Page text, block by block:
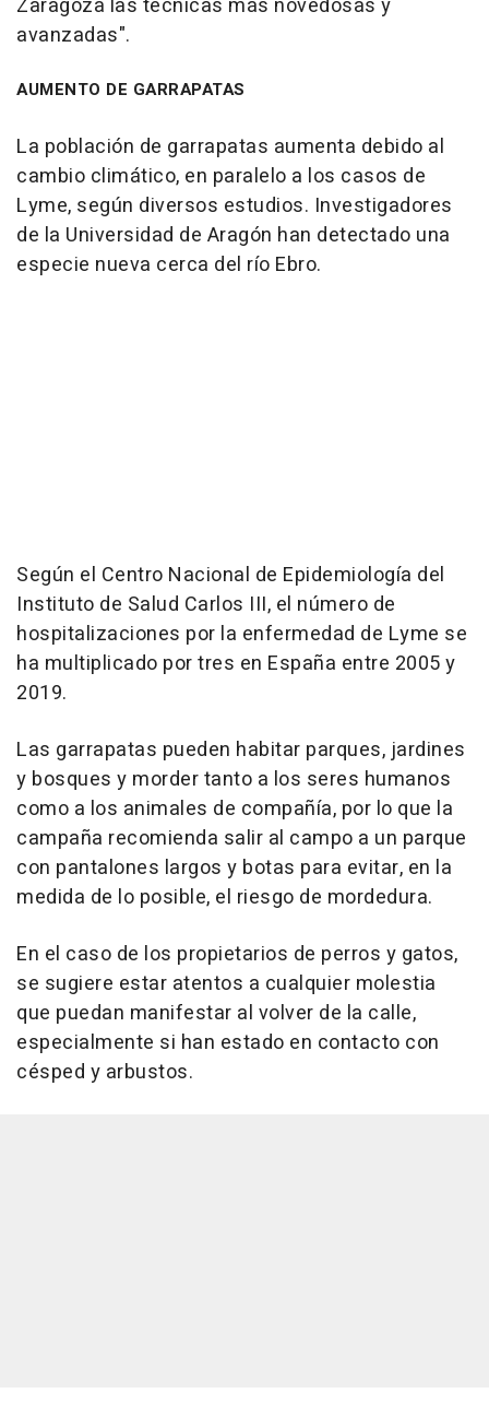
Zaragoza las técnicas más novedosas y
avanzadas".
AUMENTO DE GARRAPATAS
La población de garrapatas aumenta debido al
cambio climático, en paralelo a los casos de
Lyme, según diversos estudios. Investigadores
de la Universidad de Aragón han detectado una
especie nueva cerca del río Ebro.
Según el Centro Nacional de Epidemiología del
Instituto de Salud Carlos III, el número de
hospitalizaciones por la enfermedad de Lyme se
ha multiplicado por tres en España entre 2005 y
2019.
Las garrapatas pueden habitar parques, jardines
y bosques y morder tanto a los seres humanos
como a los animales de compañía, por lo que la
campaña recomienda salir al campo a un parque
con pantalones largos y botas para evitar, en la
medida de lo posible, el riesgo de mordedura.
En el caso de los propietarios de perros y gatos,
se sugiere estar atentos a cualquier molestia
que puedan manifestar al volver de la calle,
especialmente si han estado en contacto con
césped y arbustos.